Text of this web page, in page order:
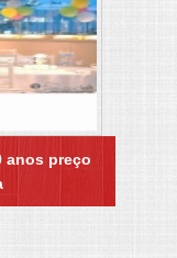
anos preço